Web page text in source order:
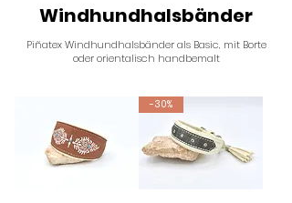
Windhundhalsbänder
Piñatex Windhundhalsbänder als Basic, mit Borte
oder orientalisch handbemalt
-30%